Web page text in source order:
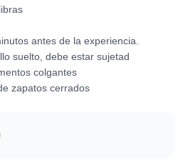
antes de la experiencia.
suelto, debe estar sujetad
colgantes
zapatos cerrados